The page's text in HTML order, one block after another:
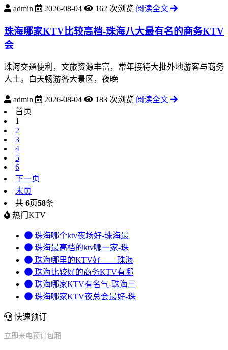
admin 2026-08-04 162 次浏览 阅读全文
珠海哪家KTV比较高档-珠海八大最有名的商务KTV
会
珠海交通便利，文旅资源丰富，常年接待大批外地游客与商务
人士。白天畅游各大景区，夜晚
admin 2026-08-04 183 次浏览 阅读全文
首页
1
2
3
4
5
6
下一页
末页
共 6页58条
热门KTV
珠海哪个ktv夜场好-珠海最
珠海最高档的ktv哪一家-珠
珠海哪里的KTV好——珠海
珠海比较好的商务KTV有哪
珠海哪家KTV有名气-珠海三
珠海哪家KTV夜总会最好-珠
快速预订
立即来电预订包厢